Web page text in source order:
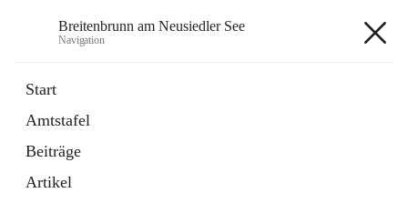
Breitenbrunn am Neusiedler See
Navigation
Start
Amtstafel
Beiträge
Artikel
18 Schnellzugriffe
Gemeindeservice